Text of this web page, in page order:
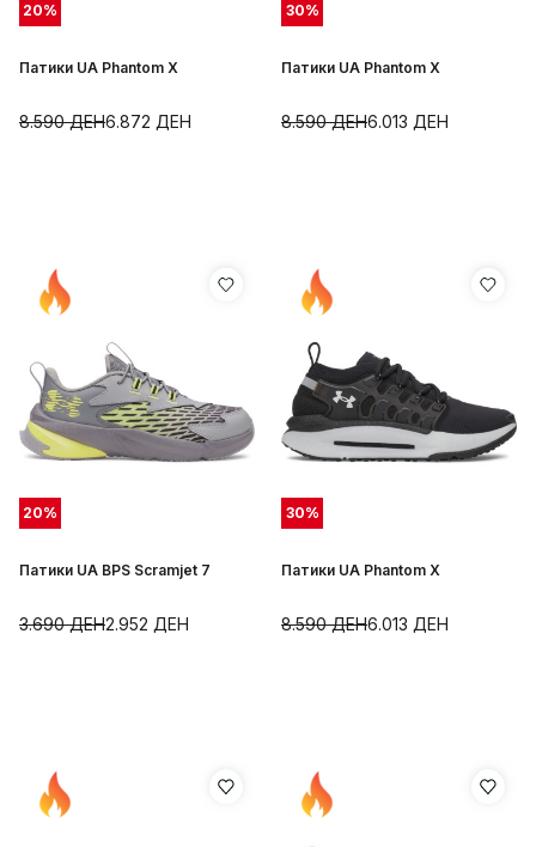
20%
Патики UA Phantom X
6.872 ДЕН
8.590ДЕН
30%
Патики UA Phantom X
6.013 ДЕН
8.590ДЕН
20%
Патики UA BPS Scramjet 7
2.952 ДЕН
3.690ДЕН
30%
Патики UA Phantom X
6.013 ДЕН
8.590ДЕН